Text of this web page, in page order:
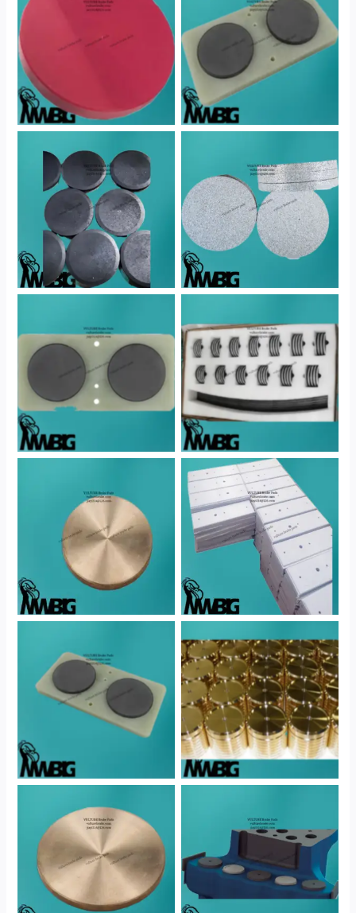
No Caption No Caption
No Caption No Caption
No Caption No Caption
No Caption No Caption
No Caption No Caption
No Caption No Caption